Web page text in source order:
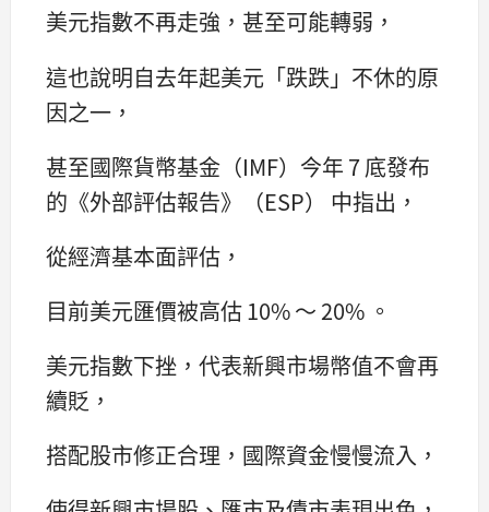
美元指數不再走強，甚至可能轉弱，
這也說明自去年起美元「跌跌」不休的原
因之一，
甚至國際貨幣基金（IMF）今年 7 底發布
的《外部評估報告》（ESP） 中指出，
從經濟基本面評估，
目前美元匯價被高估 10% ～ 20% 。
美元指數下挫，代表新興市場幣值不會再
續貶，
搭配股市修正合理，國際資金慢慢流入，